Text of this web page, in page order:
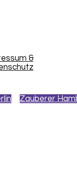
&
Zauberer